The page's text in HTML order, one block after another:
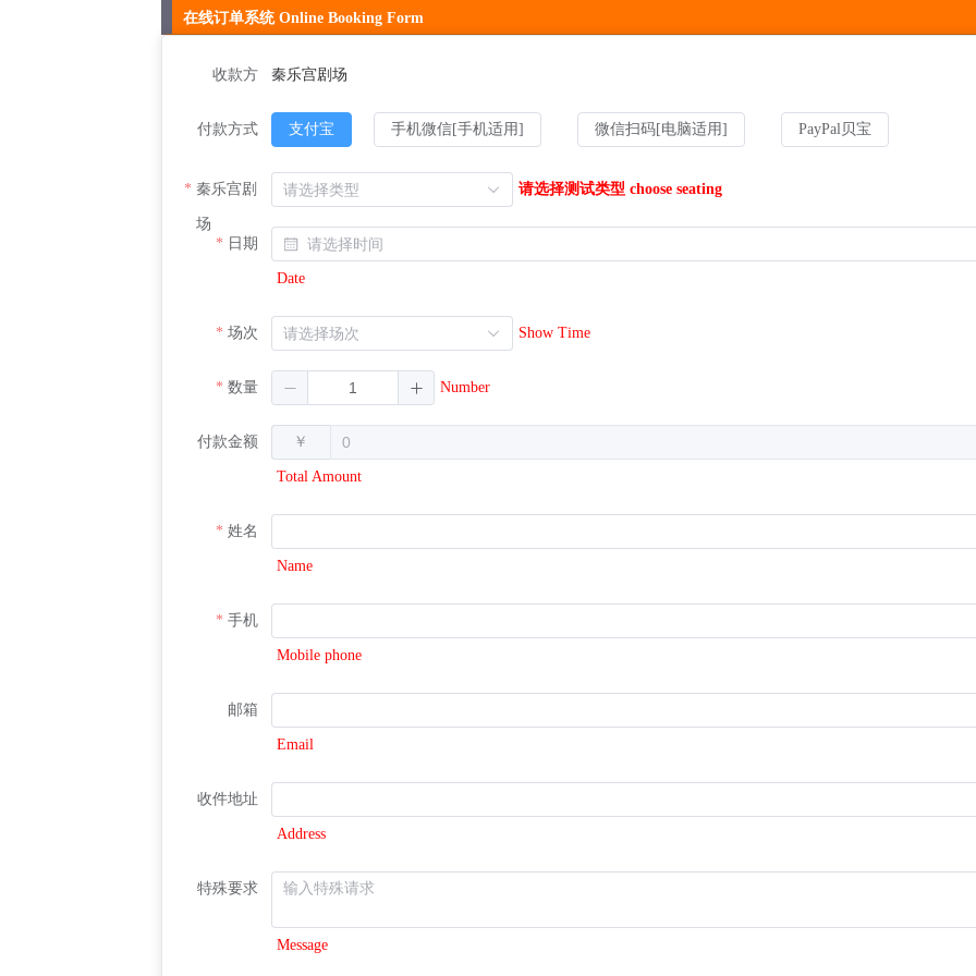
在线订单系统 Online Booking Form
收款方 秦乐宫剧场
付款方式 支付宝 手机微信[手机适用] 微信扫码[电脑适用] PayPal贝宝
秦乐宫剧
场
请选择测试类型 choose seating
日期
Date
场次 Show Time
数量 Number
付款金额 ￥
Total Amount
姓名
Name
手机
Mobile phone
邮箱
Email
收件地址
Address
特殊要求
Message